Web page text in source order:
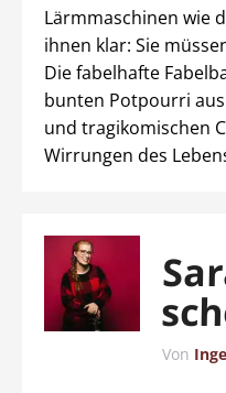
Lärmmaschinen wie
ihnen klar: Sie
Die fabelhafte
bunten Potpourri
und tragikomischen
Wirrungen des
Von